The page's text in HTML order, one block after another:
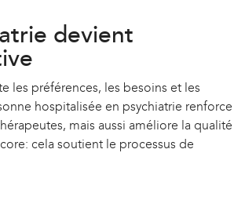
devient
les préférences, les besoins et les
hospitalisée en psychiatrie renforce
mais aussi améliore la qualité
cela soutient le processus de